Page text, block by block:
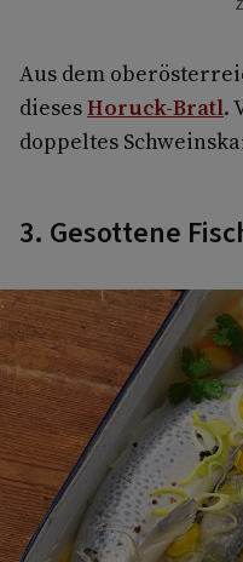
Aus dem
diesesHoruck-Bratl.
doppeltes
3. Gesottene